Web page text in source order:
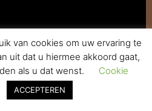
van cookies om uw ervaring te
uit dat u hiermee akkoord gaat,
als u dat wenst.
Cookie
ACCEPTEREN